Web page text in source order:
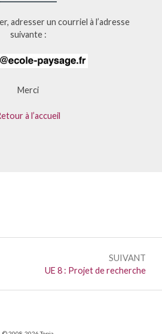
adresser un courriel à l’adresse
suivante :
Merci
à l’accueil
SUIVANT
Suivant :
UE 8 : Projet de recherche